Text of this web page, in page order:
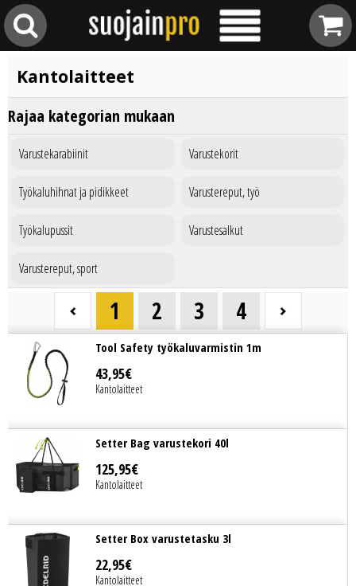
Kantolaitteet
Rajaa kategorian mukaan
Varustekarabiinit Varustekorit
Työkaluhihnat ja pidikkeet Varustereput, työ
Työkalupussit Varustesalkut
Varustereput, sport
1 2 3 4
Tool Safety työkaluvarmistin 1m
43,95€
Kantolaitteet
Setter Bag varustekori 40l
125,95€
Kantolaitteet
Setter Box varustetasku 3l
22,95€
Kantolaitteet